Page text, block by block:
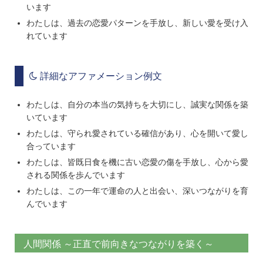
います
わたしは、過去の恋愛パターンを手放し、新しい愛を受け入
れています
詳細なアファメーション例文
わたしは、自分の本当の気持ちを大切にし、誠実な関係を築
いています
わたしは、守られ愛されている確信があり、心を開いて愛し
合っています
わたしは、皆既日食を機に古い恋愛の傷を手放し、心から愛
される関係を歩んでいます
わたしは、この一年で運命の人と出会い、深いつながりを育
んでいます
人間関係 ～正直で前向きなつながりを築く～